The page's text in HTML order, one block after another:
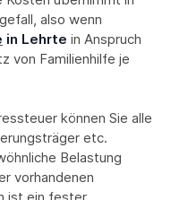
also wenn
in Lehrte in Anspruch
von Familienhilfe je
können Sie alle
etc.
Belastung
vorhandenen